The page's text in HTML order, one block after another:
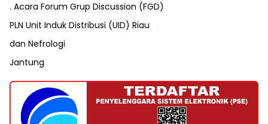
. Acara Forum Grup Discussion (FGD)
PLN Unit Induk Distribusi (UID) Riau
dan Nefrologi
Jantung